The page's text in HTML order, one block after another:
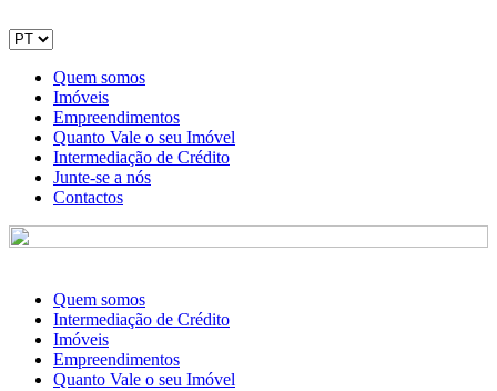
Quem somos
Imóveis
Empreendimentos
Quanto Vale o seu Imóvel
Intermediação de Crédito
Junte-se a nós
Contactos
Quem somos
Intermediação de Crédito
Imóveis
Empreendimentos
Quanto Vale o seu Imóvel